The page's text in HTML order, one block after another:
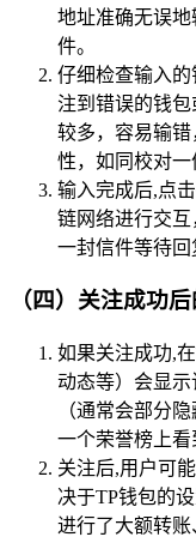
地址准确无误
件。
仔细检查输入
注到错误的钱
较多，容易输
性，如同校对一
输入完成后,点
链网络进行交
一封信件等待回
（四）关注成功
如果关注成功,
动态等）会显
（通常会部分
一个荣誉榜上看
关注后,用户可
决于TP钱包的
进行了大额转